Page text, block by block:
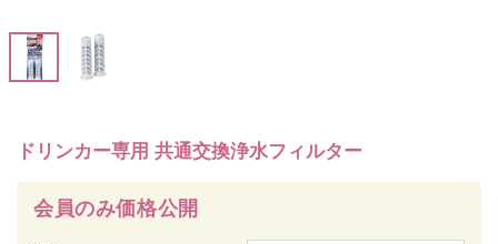
ドリンカー専用 共通交換浄水フィルター
会員のみ価格公開